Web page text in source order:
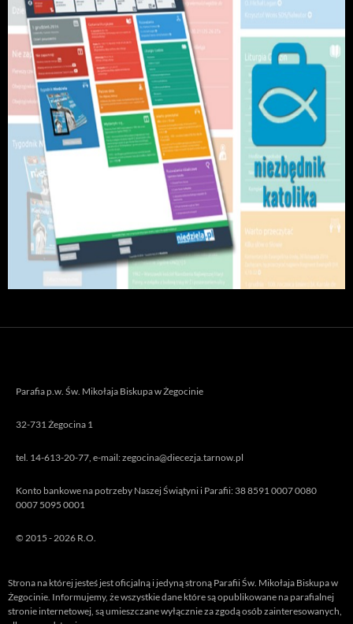
Parafia p.w. Św. Mikołaja Biskupa w Żegocinie
32-731 Żegocina 1
tel. 14-613-20-77, e-mail: zegocina@diecezja.tarnow.pl
Konto bankowe na potrzeby Naszej Świątyni i Parafii: 38 8591 0007 0080
0007 5095 0001
© 2015 - 2026 R.O.
Strona na której jesteś jest oficjalną i jedyną stroną Parafii Św. Mikołaja Biskupa w
Żegocinie. Informujemy, że wszystkie dane które są opublikowane na parafialnej
stronie internetowej, są umieszczane wyłącznie za zgodą osób zainteresowanych,